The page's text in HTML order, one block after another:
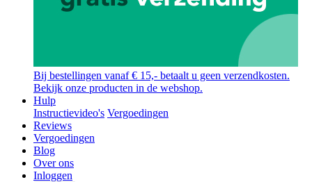
Bij bestellingen vanaf € 15,- betaalt u geen verzendkosten.
Bekijk onze producten in de webshop.
Hulp
Instructievideo's Vergoedingen
Reviews
Vergoedingen
Blog
Over ons
Inloggen